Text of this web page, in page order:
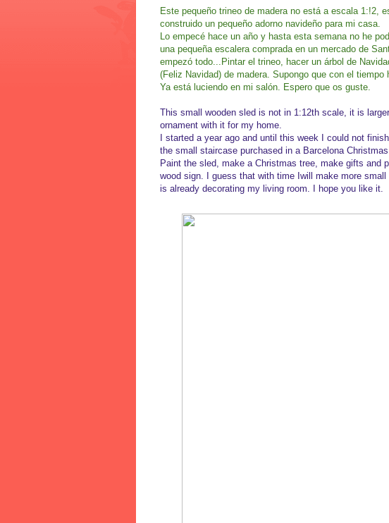
Este pequeño trineo de madera no está a escala 1:!2,
construido un pequeño adorno navideño para mi casa.
Lo empecé hace un año y hasta esta semana no he
una pequeña escalera comprada en un mercado de
empezó todo...Pintar el trineo, hacer un árbol de
(Feliz Navidad) de madera. Supongo que con el
Ya está luciendo en mi salón. Espero que os guste.
This small wooden sled is not in 1:12th scale, it is
ornament with it for my home.
I started a year ago and until this week I could not
the small staircase purchased in a Barcelona
Paint the sled, make a Christmas tree, make gifts and
wood sign. I guess that with time Iwill make more
is already decorating my living room. I hope you like it.